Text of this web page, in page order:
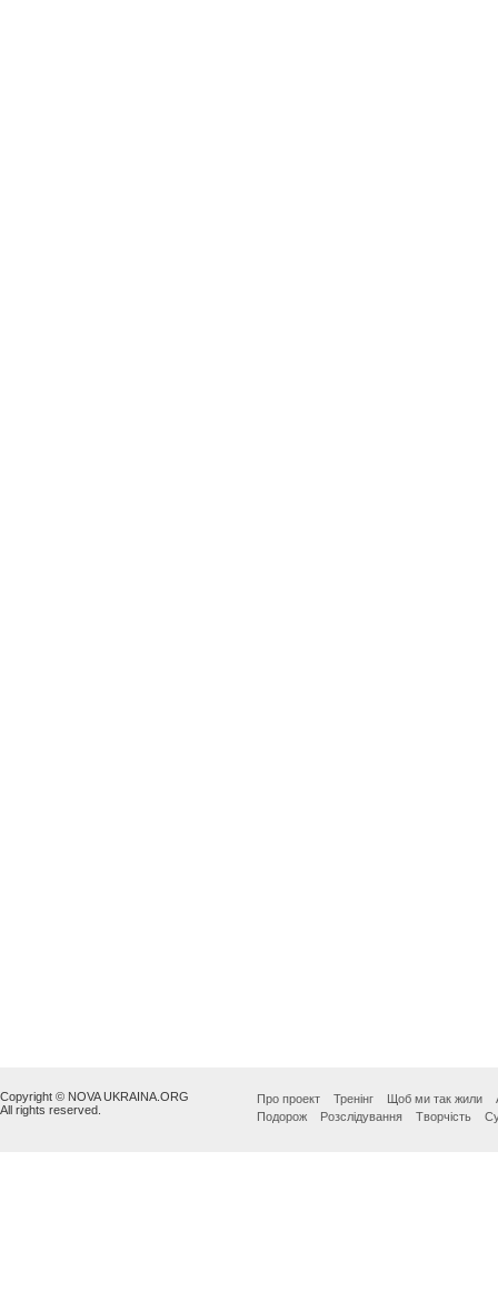
Copyright © NOVA UKRAINA.ORG
All rights reserved.
Про проект Тренінг Щоб ми так жили
Подорож
Розслідування Творчість